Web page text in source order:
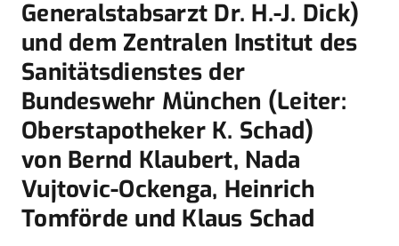
Generalstabsarzt Dr. H.-J. Dick)
und dem Zentralen Institut des
Sanitätsdienstes der
Bundeswehr München (Leiter:
Oberstapotheker K. Schad)
von Bernd Klaubert, Nada
Vujtovic-Ockenga, Heinrich
Tomförde und Klaus Schad